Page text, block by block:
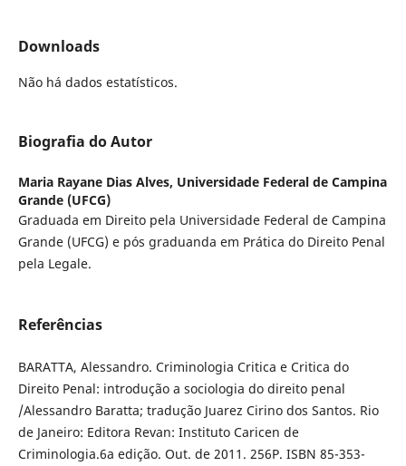
Downloads
Não há dados estatísticos.
Biografia do Autor
Maria Rayane Dias Alves, Universidade Federal de Campina
Grande (UFCG)
Graduada em Direito pela Universidade Federal de Campina
Grande (UFCG) e pós graduanda em Prática do Direito Penal
pela Legale.
Referências
BARATTA, Alessandro. Criminologia Critica e Critica do
Direito Penal: introdução a sociologia do direito penal
/Alessandro Baratta; tradução Juarez Cirino dos Santos. Rio
de Janeiro: Editora Revan: Instituto Caricen de
Criminologia.6a edição. Out. de 2011. 256P. ISBN 85-353-